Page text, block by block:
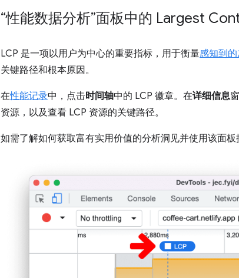
“性能数据分析”面板中的 Largest
LCP 是一项以用户为中心的重要指标，用于衡量感知到
关键路径和根本原因。
在性能记录中，点击时间轴中的 LCP 徽章。在详细信息
资源，以及查看 LCP 资源的关键路径。
如需了解如何获取富有实用价值的分析洞见并使用该面